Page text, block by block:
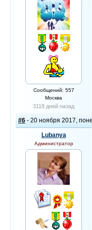
Сообщений: 557
Москва
3118 дней назад
#6 - 20 ноября 2017,
Lubanya
Администратор